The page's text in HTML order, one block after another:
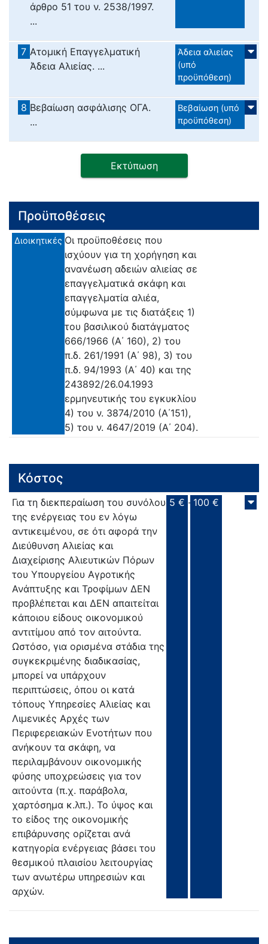
άρθρο 51 του ν. 2538/1997.
...
7 Ατομική Επαγγελματική
Άδεια Αλιείας. ...
Άδεια αλιείας
(υπό
προϋπόθεση)
8 Βεβαίωση ασφάλισης ΟΓΑ.
...
Βεβαίωση (υπό
προϋπόθεση)
Εκτύπωση
Προϋποθέσεις
Διοικητικές Οι προϋποθέσεις που
ισχύουν για τη χορήγηση και
ανανέωση αδειών αλιείας σε
επαγγελματικά σκάφη και
επαγγελματία αλιέα,
σύμφωνα με τις διατάξεις 1)
του βασιλικού διατάγματος
666/1966 (Α΄ 160), 2) του
π.δ. 261/1991 (Α΄ 98), 3) του
π.δ. 94/1993 (Α΄ 40) και της
243892/26.04.1993
ερμηνευτικής του εγκυκλίου
4) του ν. 3874/2010 (Α΄151),
5) του ν. 4647/2019 (Α΄ 204).
Κόστος
Για τη διεκπεραίωση του συνόλου
της ενέργειας του εν λόγω
αντικειμένου, σε ότι αφορά την
Διεύθυνση Αλιείας και
Διαχείρισης Αλιευτικών Πόρων
του Υπουργείου Αγροτικής
Ανάπτυξης και Τροφίμων ΔΕΝ
προβλέπεται και ΔΕΝ απαιτείται
κάποιου είδους οικονομικού
αντιτίμου από τον αιτούντα.
Ωστόσο, για ορισμένα στάδια της
συγκεκριμένης διαδικασίας,
μπορεί να υπάρχουν
περιπτώσεις, όπου οι κατά
τόπους Υπηρεσίες Αλιείας και
Λιμενικές Αρχές των
Περιφερειακών Ενοτήτων που
ανήκουν τα σκάφη, να
περιλαμβάνουν οικονομικής
φύσης υποχρεώσεις για τον
αιτούντα (π.χ. παράβολα,
χαρτόσημα κ.λπ.). Το ύψος και
το είδος της οικονομικής
επιβάρυνσης ορίζεται ανά
κατηγορία ενέργειας βάσει του
θεσμικού πλαισίου λειτουργίας
των ανωτέρω υπηρεσιών και
αρχών.
5 € - 100 €